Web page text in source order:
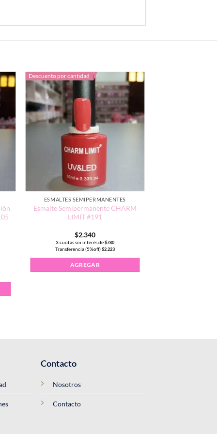
Invierno CHARM LIMIT 10ml #105 cantidad
Descuento por cantidad
ESMALTES SEMIPERMANENTES
Esmalte Semipermanente CHARM
LIMIT #191
$2.340
3 cuotas sin interés de$780
Transferencia (5%off)$2.223
AGREGAR
Contacto
Nosotros
Contacto